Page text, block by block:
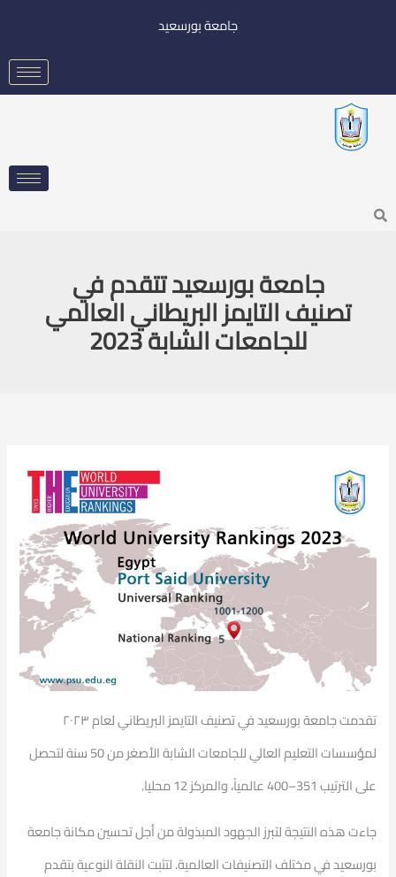
جامعة بورسعيد
Search
جامعة بورسعيد تتقدم في
تصنيف التايمز البريطاني العالمي
للجامعات الشابة 2023
تقدمت جامعة بورسعيد في تصنيف التايمز البريطاني لعام ٢٠٢٣
لمؤسسات التعليم العالي للجامعات الشابة الأصغر من 50 سنة لتحصل
على الترتيب 351–400 عالمياً، والمركز 12 محليا.
جاءت هذه النتيجة لتبرز الجهود المبذولة من أجل تحسين مكانة جامعة
بورسعيد في مختلف التصنيفات العالمية. لتثبت النقلة النوعية بتقدم